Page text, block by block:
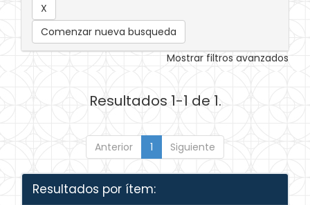
Comenzar nueva busqueda
Mostrar filtros avanzados
Resultados 1-1 de 1.
Anterior 1 Siguiente
Resultados por ítem: